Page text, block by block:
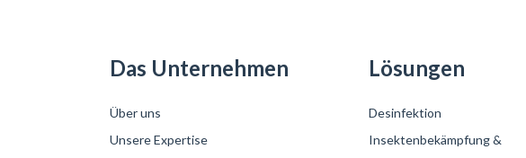
Das Unternehmen
Über uns
Unsere Expertise
Lösungen
Desinfektion
Insektenbekämpfung &